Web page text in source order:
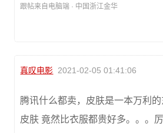
跟帖来自电脑端 · 中国浙江金华
真叹电影 2021-02-05 01:41:06
腾讯什么都卖，皮肤是一本万利
皮肤 竟然比衣服都贵好多。。。